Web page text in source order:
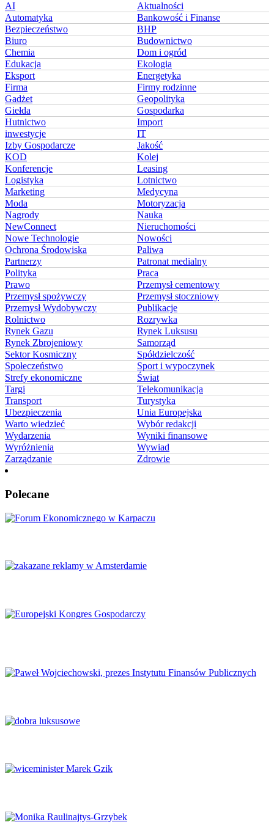
AI
Aktualności
Automatyka
Bankowość i Finanse
Bezpieczeństwo
BHP
Biuro
Budownictwo
Chemia
Dom i ogród
Edukacja
Ekologia
Eksport
Energetyka
Firma
Firmy rodzinne
Gadżet
Geopolityka
Giełda
Gospodarka
Hutnictwo
Import
inwestycje
IT
Izby Gospodarcze
Jakość
KOD
Kolej
Konferencje
Leasing
Logistyka
Lotnictwo
Marketing
Medycyna
Moda
Motoryzacja
Nagrody
Nauka
NewConnect
Nieruchomości
Nowe Technologie
Nowości
Ochrona Środowiska
Paliwa
Partnerzy
Patronat medialny
Polityka
Praca
Prawo
Przemysł cementowy
Przemysł spożywczy
Przemysł stoczniowy
Przemysł Wydobywczy
Publikacje
Rolnictwo
Rozrywka
Rynek Gazu
Rynek Luksusu
Rynek Zbrojeniowy
Samorząd
Sektor Kosmiczny
Spółdzielczość
Społeczeństwo
Sport i wypoczynek
Strefy ekonomiczne
Świat
Targi
Telekomunikacja
Transport
Turystyka
Ubezpieczenia
Unia Europejska
Warto wiedzieć
Wybór redakcji
Wydarzenia
Wyniki finansowe
Wyróżnienia
Wywiad
Zarządzanie
Zdrowie
Polecane